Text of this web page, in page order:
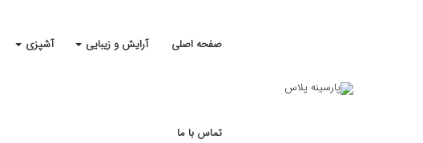
صفحه اصلی آرایش و زیبایی آشپزی
تماس با ما